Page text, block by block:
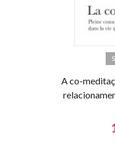
A co-